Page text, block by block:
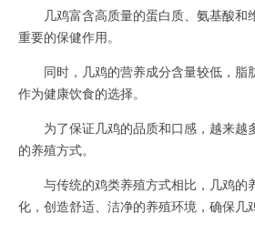
几鸡富含高质量的蛋白质、氨基酸和
重要的保健作用。
同时，几鸡的营养成分含量较低，脂
作为健康饮食的选择。
为了保证几鸡的品质和口感，越来越
的养殖方式。
与传统的鸡类养殖方式相比，几鸡的
化，创造舒适、洁净的养殖环境，确保几